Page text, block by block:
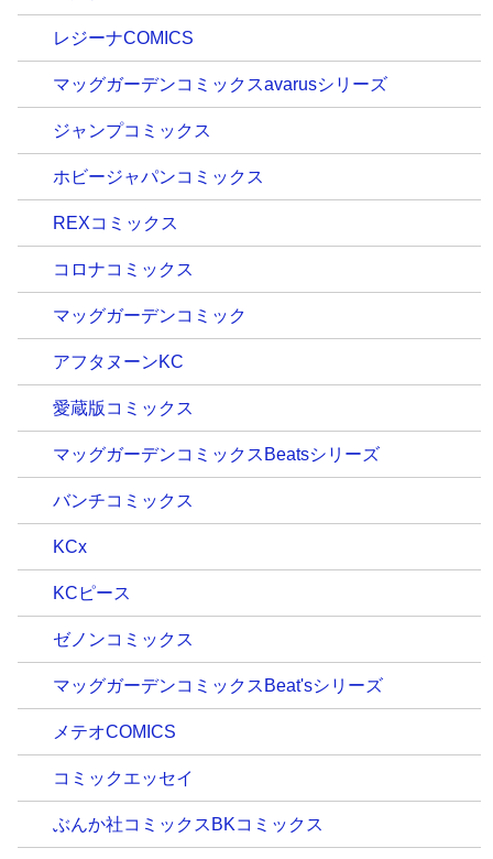
レジーナCOMICS
マッグガーデンコミックスavarusシリーズ
ジャンプコミックス
ホビージャパンコミックス
REXコミックス
コロナコミックス
マッグガーデンコミック
アフタヌーンKC
愛蔵版コミックス
マッグガーデンコミックスBeatsシリーズ
バンチコミックス
KCx
KCピース
ゼノンコミックス
マッグガーデンコミックスBeat'sシリーズ
メテオCOMICS
コミックエッセイ
ぶんか社コミックスBKコミックス